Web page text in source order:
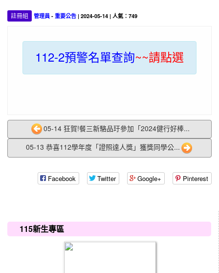
註冊組 管理員 -重要公告 | 2024-05-14 | 人氣：749
112-2預警名單查詢~~請點選
05-14 狂賀!餐三新駱品玗參加「2024健行好棒...
05-13 恭喜112學年度「證照達人獎」獲獎同學公...
Facebook Twitter Google+ Pinterest
115新生專區